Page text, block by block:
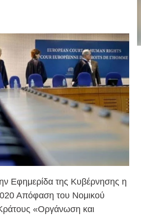
Εφημερίδα της Κυβέρνησης η
Απόφαση του Νομικού
«Οργάνωση και